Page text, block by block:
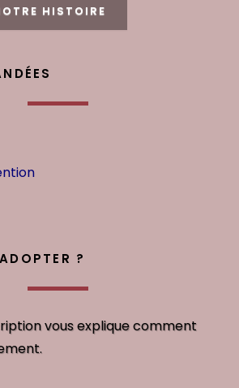
HISTOIRE
?
vous explique comment